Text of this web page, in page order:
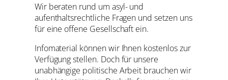
Wir beraten rund um asyl- und
aufenthaltsrechtliche Fragen und setzen uns
für eine offene Gesellschaft ein.
Infomaterial können wir Ihnen kostenlos zur
Verfügung stellen. Doch für unsere
unabhängige politische Arbeit brauchen wir